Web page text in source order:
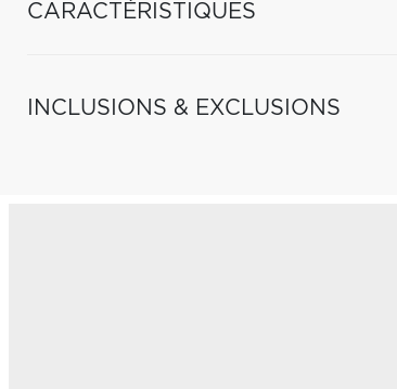
CARACTÉRISTIQUES
INCLUSIONS & EXCLUSIONS